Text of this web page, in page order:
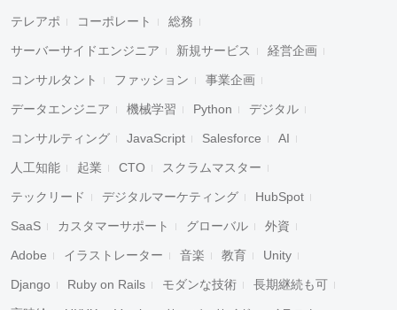
テレアポ コーポレート 総務
サーバーサイドエンジニア 新規サービス 経営企画
コンサルタント ファッション 事業企画
データエンジニア 機械学習 Python デジタル
コンサルティング JavaScript Salesforce AI
人工知能 起業 CTO スクラムマスター
テックリード デジタルマーケティング HubSpot
SaaS カスタマーサポート グローバル 外資
Adobe イラストレーター 音楽 教育 Unity
Django Ruby on Rails モダンな技術 長期継続も可